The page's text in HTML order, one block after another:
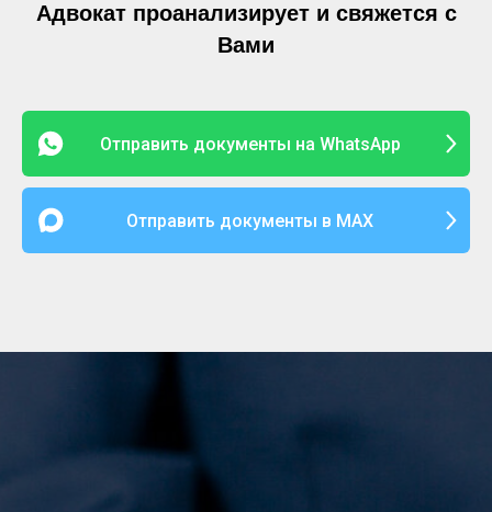
Адвокат проанализирует и свяжется с
Вами
Отправить документы на WhatsApp
Отправить документы в МАХ